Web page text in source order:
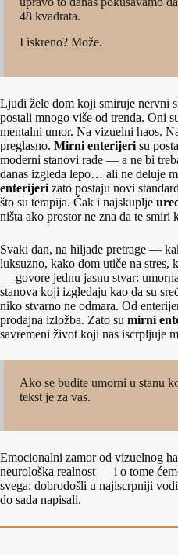
48 kvadrata.
I iskreno? Može.
Ljudi žele dom koji smiruje nervni
postali mnogo više od trenda. Oni
mentalni umor. Na vizuelni haos.
preglasno. Mirni enterijeri su
moderni stanovi rade — a ne bi
danas izgleda lepo… ali ne deluje
enterijeri zato postaju novi
što su terapija. Čak i najskuplje
ništa ako prostor ne zna da te smiri
Svaki dan, na hiljade pretrage —
luksuzno, kako dom utiče na
— govore jednu jasnu stvar:
stanova koji izgledaju kao da su
niko stvarno ne odmara. Od
prodajna izložba. Zato su mirni
savremeni život koji nas iscrpljuje
Ako se budite umorni u stanu
tekst je za vas.
Emocionalni zamor od vizuelnog
neurološka realnost — i o tome
svega: dobrodošli u najiscrpniji
do sada napisali.